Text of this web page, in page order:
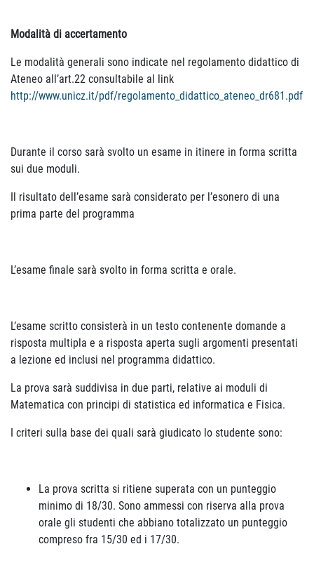
Modalità di accertamento
Le modalità generali sono indicate nel regolamento didattico di
Ateneo all’art.22 consultabile al link
http://www.unicz.it/pdf/regolamento_didattico_ateneo_dr681.pdf
Durante il corso sarà svolto un esame in itinere in forma scritta
sui due moduli.
Il risultato dell’esame sarà considerato per l’esonero di una
prima parte del programma
L’esame finale sarà svolto in forma scritta e orale.
L’esame scritto consisterà in un testo contenente domande a
risposta multipla e a risposta aperta sugli argomenti presentati
a lezione ed inclusi nel programma didattico.
La prova sarà suddivisa in due parti, relative ai moduli di
Matematica con principi di statistica ed informatica e Fisica.
I criteri sulla base dei quali sarà giudicato lo studente sono:
La prova scritta si ritiene superata con un punteggio
minimo di 18/30. Sono ammessi con riserva alla prova
orale gli studenti che abbiano totalizzato un punteggio
compreso fra 15/30 ed i 17/30.